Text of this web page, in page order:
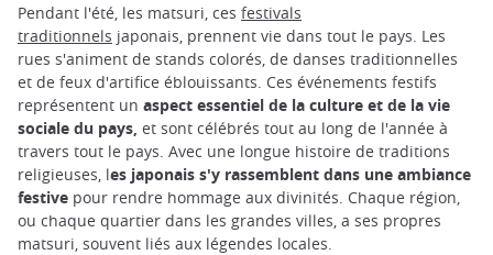
Pendant l'été, les matsuri, ces festivals
traditionnels japonais, prennent vie dans tout le pays. Les
rues s'animent de stands colorés, de danses traditionnelles
et de feux d'artifice éblouissants. Ces événements festifs
représentent un aspect essentiel de la culture et de la vie
sociale du pays, et sont célébrés tout au long de l'année à
travers tout le pays. Avec une longue histoire de traditions
religieuses, les japonais s'y rassemblent dans une ambiance
festive pour rendre hommage aux divinités. Chaque région,
ou chaque quartier dans les grandes villes, a ses propres
matsuri, souvent liés aux légendes locales.